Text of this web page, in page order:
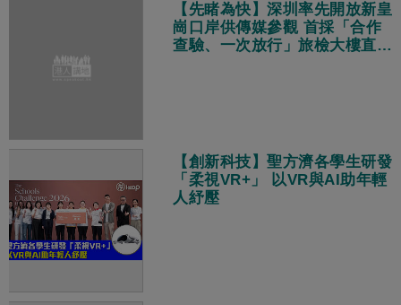
【先睹為快】深圳率先開放新皇
崗口岸供傳媒參觀 首採「合作
查驗、一次放行」旅檢大樓直連
【創新科技】聖方濟各學生研發
「柔視VR+」 以VR與AI助年輕
人紓壓